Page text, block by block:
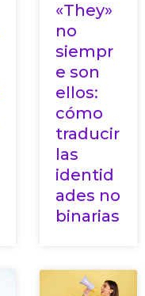
«They»
no
siempr
e son
ellos:
cómo
traducir
las
identid
ades no
binarias